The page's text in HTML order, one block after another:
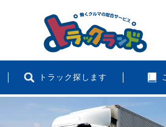
トラック探します